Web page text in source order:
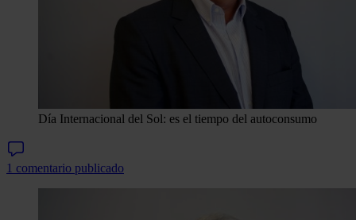
Día Internacional del Sol: es el tiempo del autoconsumo
1 comentario publicado